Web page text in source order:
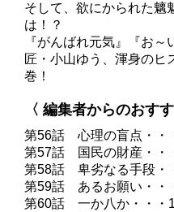
そして、欲にかられた魑
は！？
『がんばれ元気』『お
匠・小山ゆう、渾身のヒ
巻！
〈 編集者からのおす
第56話 心理の盲点・・
第57話 国民の財産・・
第58話 卑劣なる手段・
第59話 あるお願い・・
第60話 一か八か・・・